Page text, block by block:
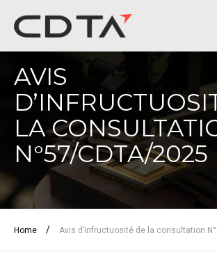
AVIS
LA
N°57/CDTA/2025
Home / Avis d’infructuosité de la consultation